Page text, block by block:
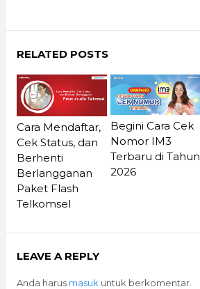
RELATED POSTS
Cara Mendaftar,
Cek Status, dan
Berhenti
Berlangganan
Paket Flash
Telkomsel
Begini Cara Cek
Nomor IM3
Terbaru di Tahun
2026
LEAVE A REPLY
Anda harus masuk untuk berkomentar.